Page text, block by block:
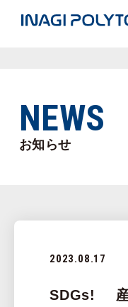
NEWS
お知らせ
2023.08.17
SDGs! 産